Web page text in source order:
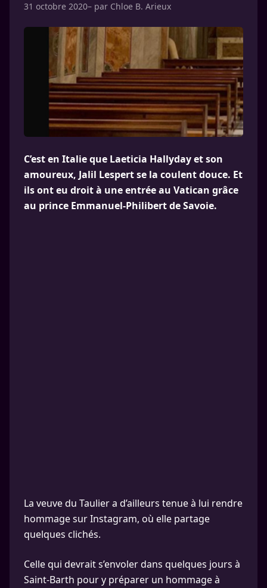
31 octobre 2020– par Chloe B. Arieux
C’est en Italie que Laeticia Hallyday et son
amoureux, Jalil Lespert se la coulent douce. Et
ils ont eu droit à une entrée au Vatican grâce
au prince Emmanuel-Philibert de Savoie.
La veuve du Taulier a d’ailleurs tenue à lui rendre
hommage sur Instagram, où elle partage
quelques clichés.
Celle qui devrait s’envoler dans quelques jours à
Saint-Barth pour y préparer un hommage à